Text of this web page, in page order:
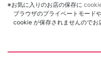
※お気に入りのお店の保存に
ブラウザのプライベートモード
cookie が保存されませんのでお